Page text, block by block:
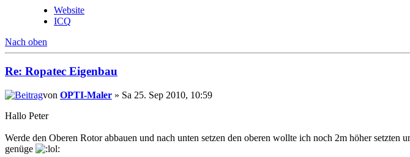
Website
ICQ
Nach oben
Re: Ropatec Eigenbau
von OPTI-Maler » Sa 25. Sep 2010, 10:59
Hallo Peter
Werde den Oberen Rotor abbauen und nach unten setzen den oberen wollte ich noch 2m höher
genüge